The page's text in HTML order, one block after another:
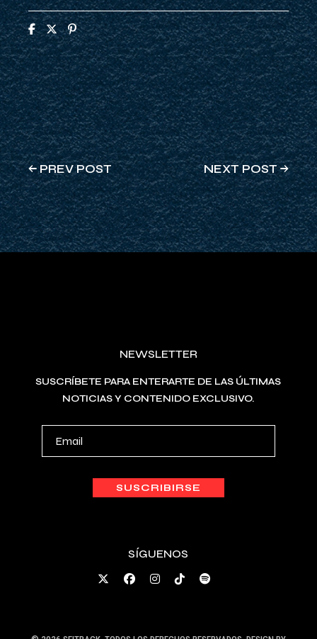
PREV POST NEXT POST
NEWSLETTER
SUSCRÍBETE PARA ENTERARTE DE LAS ÚLTIMAS
NOTICIAS Y CONTENIDO EXCLUSIVO.
SÍGUENOS